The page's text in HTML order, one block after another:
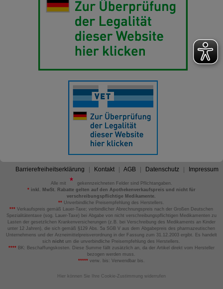
Barrierefreiheitserklärung Kontakt AGB Datenschutz Impressum
Alle mit
gekennzeichneten Felder sind Pflichtangaben.
*inkl. MwSt. Rabatte gelten auf den Apothekenverkaufspreis und nicht für
verschreibungspflichtige Medikamente.
** Unverbindliche Preisempfehlung des Herstellers.
*** Verkaufspreis gemäß Lauer-Taxe; verbindlicher Abrechnungspreis nach der Großen Deutschen
Spezialitätentaxe (sog. Lauer-Taxe) bei Abgabe von nicht verschreibungspflichtigen Medikamenten zu
Lasten der gesetzlichen Krankenversicherungen (z.B. bei Verschreibung des Medikaments an Kinder
unter 12 Jahren), die sich gemäß §129 Abs. 5a SGB V aus dem Abgabepreis des pharmazeutischen
Unternehmens und der Arzneimittelpreisverordnung in der Fassung zum 31.12.2003 ergibt. Es handelt
sich nicht um die unverbindliche Preisempfehlung des Herstellers.
****BK: Beschaffungskosten. Diese Summe fällt zusätzlich an, da der Artikel direkt vom Hersteller
bezogen werden muss.
*****verw. bis: Verwendbar bis.
Hier können Sie Ihre Cookie-Zustimmung widerrufen